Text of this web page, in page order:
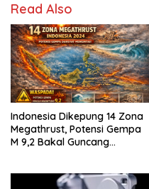
Read Also
Indonesia Dikepung 14 Zona
Megathrust, Potensi Gempa
M 9,2 Bakal Guncang